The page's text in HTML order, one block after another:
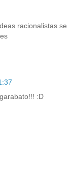
racionalistas se
:D